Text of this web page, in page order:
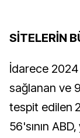
SİTELERİN
İdarece 2024
sağlanan ve
tespit edilen
56'sının